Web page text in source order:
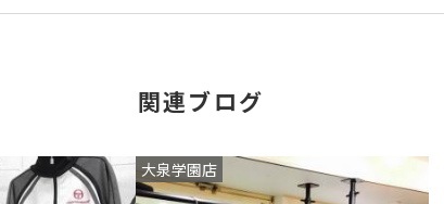
関連ブログ
大泉学園店